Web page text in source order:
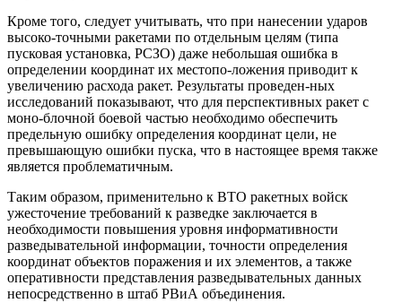
Кроме того, следует учитывать, что при нанесении ударов
высоко-точными ракетами по отдельным целям (типа
пусковая установка, РСЗО) даже небольшая ошибка в
определении координат их местопо-ложения приводит к
увеличению расхода ракет. Результаты проведен-ных
исследований показывают, что для перспективных ракет с
моно-блочной боевой частью необходимо обеспечить
предельную ошибку определения координат цели, не
превышающую ошибки пуска, что в настоящее время также
является проблематичным.
Таким образом, применительно к ВТО ракетных войск
ужесточение требований к разведке заключается в
необходимости повышения уровня информативности
разведывательной информации, точности определения
координат объектов поражения и их элементов, а также
оперативности представления разведывательных данных
непосредственно в штаб РВиА объединения.